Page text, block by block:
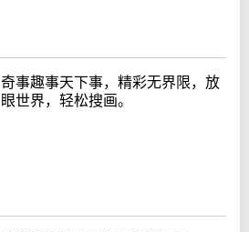
奇事趣事天下事，精彩无界限，放
眼世界，轻松搜画。